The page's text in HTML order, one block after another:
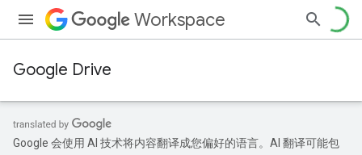
Workspace
Google Drive
Google 会使用 AI 技术将内容翻译成您偏好的语言。AI 翻译可能包